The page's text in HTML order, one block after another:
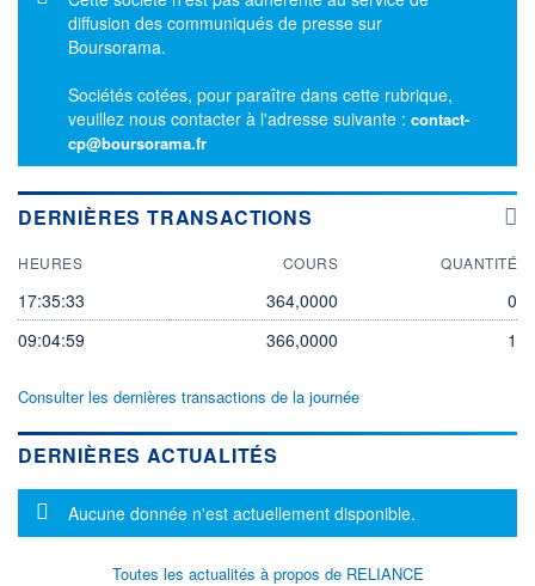
diffusion des communiqués de presse sur
Boursorama.
Sociétés cotées, pour paraître dans cette rubrique,
veuillez nous contacter à l'adresse suivante : contact-
cp@boursorama.fr
DERNIÈRES TRANSACTIONS
HEURES COURS QUANTITÉ
17:35:33 364,0000
0
09:04:59
366,0000 1
Consulter les dernières transactions de la journée
DERNIÈRES ACTUALITÉS
Message d'information
Aucune donnée n'est actuellement disponible.
Toutes les actualités à propos de RELIANCE